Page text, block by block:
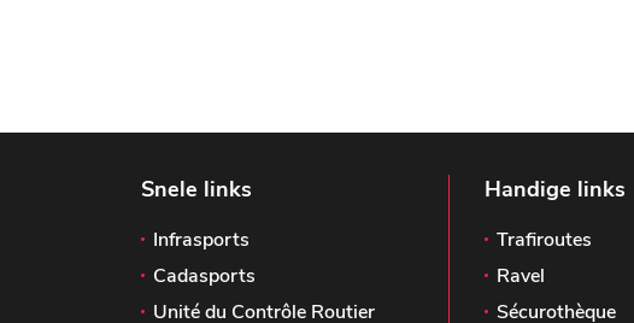
Snele links
Infrasports
Cadasports
Unité du Contrôle Routier
Handige links
Trafiroutes
Ravel
Sécurothèque